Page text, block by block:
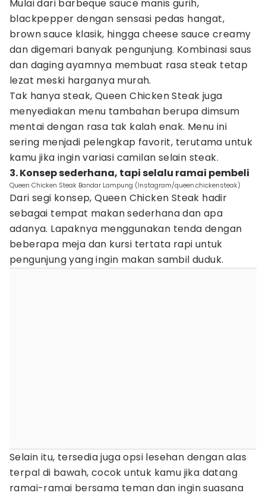
Mulai dari barbeque sauce manis gurih,
blackpepper dengan sensasi pedas hangat,
brown sauce klasik, hingga cheese sauce creamy
dan digemari banyak pengunjung. Kombinasi saus
dan daging ayamnya membuat rasa steak tetap
lezat meski harganya murah.
Tak hanya steak, Queen Chicken Steak juga
menyediakan menu tambahan berupa dimsum
mentai dengan rasa tak kalah enak. Menu ini
sering menjadi pelengkap favorit, terutama untuk
kamu jika ingin variasi camilan selain steak.
3. Konsep sederhana, tapi selalu ramai pembeli
Queen Chicken Steak Bandar Lampung (Instagram/queen.chickensteak)
Dari segi konsep, Queen Chicken Steak hadir
sebagai tempat makan sederhana dan apa
adanya. Lapaknya menggunakan tenda dengan
beberapa meja dan kursi tertata rapi untuk
pengunjung yang ingin makan sambil duduk.
Selain itu, tersedia juga opsi lesehan dengan alas
terpal di bawah, cocok untuk kamu jika datang
ramai-ramai bersama teman dan ingin suasana